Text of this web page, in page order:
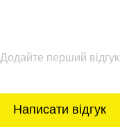
Додайте перший відгук
Написати відгук